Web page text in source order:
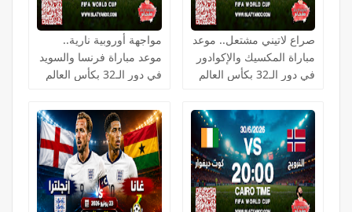
صراع لاتيني مشتعل.. موعد
مباراة المكسيك والإكوادور
في دور الـ32 بكأس العالم
مواجهة أوروبية نارية..
موعد مباراة فرنسا والسويد
في دور الـ32 بكأس العالم